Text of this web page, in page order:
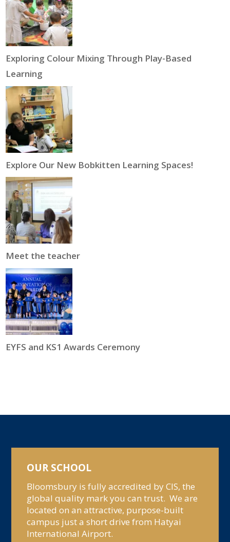
Exploring Colour Mixing Through Play-Based
Learning
Explore Our New Bobkitten Learning Spaces!
Meet the teacher
EYFS and KS1 Awards Ceremony
OUR SCHOOL
Bloomsbury is fully accredited by CIS, the
global quality mark you can trust. We are
located on an attractive, purpose-built
campus just a short drive from Hatyai
International Airport.